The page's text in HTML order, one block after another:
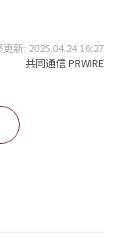
新: 2025.04.24 16:27
共同通信 PRWIRE